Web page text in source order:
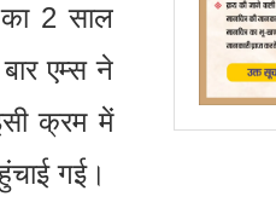
का 2 साल
एम्स ने
क्रम में
गई।